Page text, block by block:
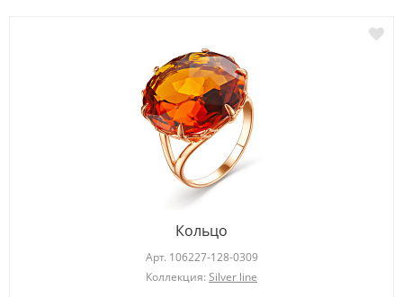
Кольцо
Арт. 106227-128-0309
Коллекция: Silver line